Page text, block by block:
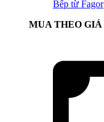
Bếp từ Fagor
MUA THEO GIÁ